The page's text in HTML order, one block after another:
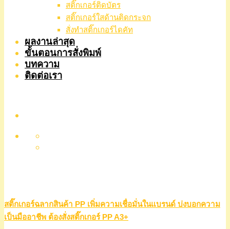
สติ๊กเกอร์ติดบัตร
สติ๊กเกอร์ใสด้านติดกระจก
สั่งทําสติ๊กเกอร์ไดคัท
ผลงานล่าสุด
ขั้นตอนการสั่งพิมพ์
บทความ
ติดต่อเรา
สติ๊กเกอร์ฉลากสินค้า PP เพิ่มความเชื่อมั่นในแบรนด์ บ่งบอกความ
เป็นมืออาชีพ ต้องสั่งสติ๊กเกอร์ PP A3+